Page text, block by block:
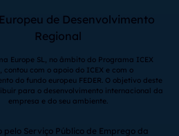
de Desenvolvimento
Regional
Europe SL, no âmbito do Programa ICEX
contou com o apoio do ICEX e com o
do fundo europeu FEDER. O objetivo deste
para o desenvolvimento internacional da
empresa e do seu ambiente.
Serviço Público de Emprego da